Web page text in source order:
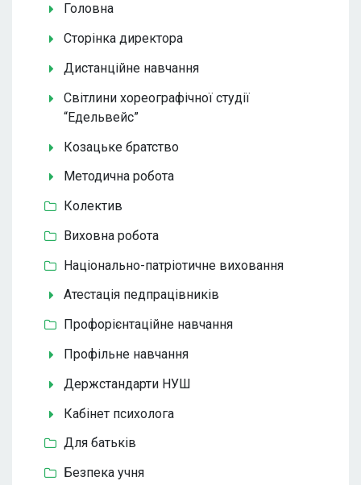
Головна
Сторінка директора
Дистанційне навчання
Світлини хореографічної студії
“Едельвейс”
Козацьке братство
Методична робота
Колектив
Виховна робота
Національно-патріотичне виховання
Атестація педпрацівників
Профорієнтаційне навчання
Профільне навчання
Держстандарти НУШ
Кабінет психолога
Для батьків
Безпека учня